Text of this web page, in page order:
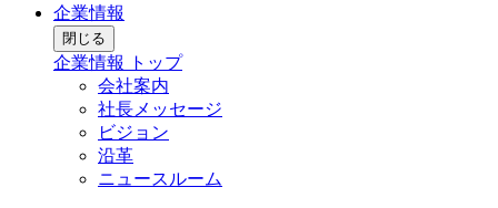
企業情報
閉じる
企業情報 トップ
会社案内
社長メッセージ
ビジョン
沿革
ニュースルーム